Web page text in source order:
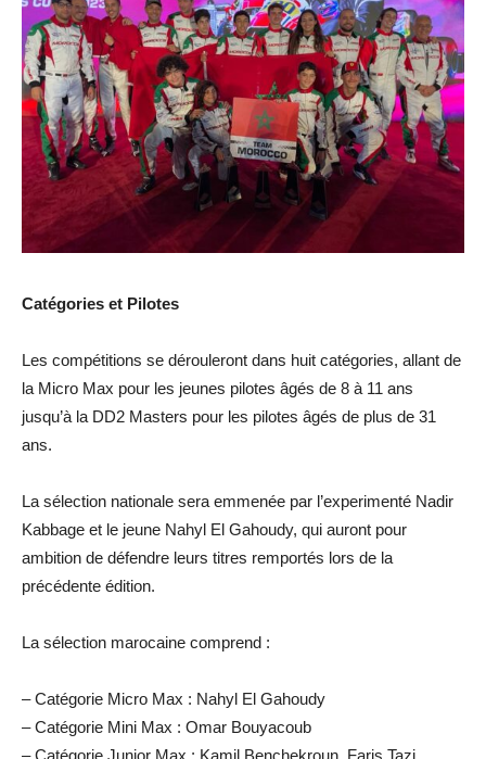
Catégories et Pilotes
Les compétitions se dérouleront dans huit catégories, allant de
la Micro Max pour les jeunes pilotes âgés de 8 à 11 ans
jusqu’à la DD2 Masters pour les pilotes âgés de plus de 31
ans.
La sélection nationale sera emmenée par l’experimenté Nadir
Kabbage et le jeune Nahyl El Gahoudy, qui auront pour
ambition de défendre leurs titres remportés lors de la
précédente édition.
La sélection marocaine comprend :
– Catégorie Micro Max : Nahyl El Gahoudy
– Catégorie Mini Max : Omar Bouyacoub
– Catégorie Junior Max : Kamil Benchekroun, Faris Tazi,